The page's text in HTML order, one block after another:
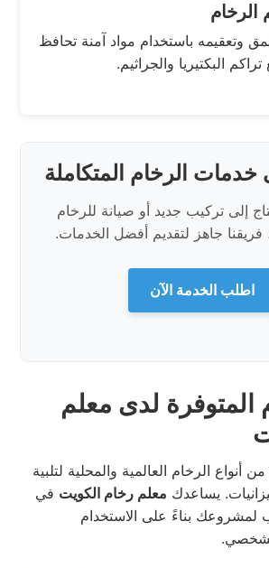
الرخام
وتعقيمه باستخدام مواد آمنة تحافظ
البكتيريا والجراثيم.
الرخام المتكاملة
إلى تركيب جديد أو صيانة للرخام
فريقنا جاهز لتقديم أفضل الخدمات.
اطلب الخدمة الآن
المتوفرة لدى معلم
أنواع الرخام العالمية والمحلية لتلبية
يساعدك معلم رخام الكويت في
لمشروعك بناءً على الاستخدام